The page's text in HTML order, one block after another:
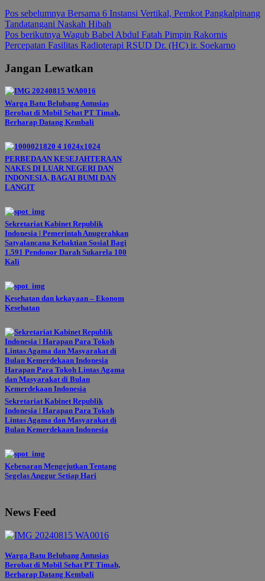
Navigasi
pos
Pos sebelumnya Bersama 6 Instansi Vertikal, Pemkot Pangkalpinang
Tandatangani Naskah Hibah
Pos berikutnya Wagub Babel Abdul Fatah Pimpin Rakornis
Percepatan Fasilitas Radioterapi RSUD Dr. (HC) ir. Soekarno
Jangan Lewatkan
Warga Batu Belubang Antusias
Berobat di Mobil Sehat PT Timah,
Berharap Datang Kembali
PERBEDAAN KESEJAHTERAAN
NAKES DI LUAR NEGERI DAN
INDONESIA, BAGAI BUMI DAN
LANGIT
Sekretariat Kabinet Republik
Indonesia | Pemerintah Anugerahkan
Satyalancana Kebaktian Sosial Bagi
1.591 Pendonor Darah Sukarela 100
Kali
Kesehatan dan kekayaan – Ekonom
Kesehatan
Sekretariat Kabinet Republik
Indonesia | Harapan Para Tokoh
Lintas Agama dan Masyarakat di
Bulan Kemerdekaan Indonesia
Kebenaran Mengejutkan Tentang
Segelas Anggur Setiap Hari
News Feed
Warga Batu Belubang Antusias
Berobat di Mobil Sehat PT Timah,
Berharap Datang Kembali